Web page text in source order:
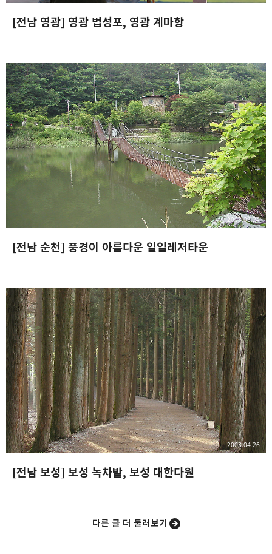
[전남 영광] 영광 법성포, 영광 계마항
[전남 순천] 풍경이 아름다운 일일레저타운
2003.06.24
[전남 보성] 보성 녹차밭, 보성 대한다원
2003.04.26
다른 글 더 둘러보기